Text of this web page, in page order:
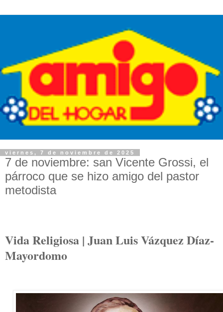
viernes, 7 de noviembre de 2025
7 de noviembre: san Vicente Grossi, el
párroco que se hizo amigo del pastor
metodista
Vida Religiosa | Juan Luis Vázquez Díaz-
Mayordomo